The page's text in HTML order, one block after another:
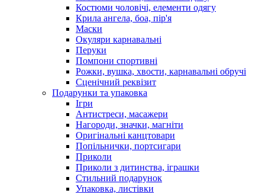
Костюми чоловічі, елементи одягу
Крила ангела, боа, пір'я
Маски
Окуляри карнавальні
Перуки
Помпони спортивні
Рожки, вушка, хвости, карнавальні обручі
Сценічний реквізит
Подарунки та упаковка
Ігри
Антистреси, масажери
Нагороди, значки, магніти
Оригінальні канцтовари
Попільнички, портсигари
Приколи
Приколи з дитинства, іграшки
Стильний подарунок
Упаковка, листівки